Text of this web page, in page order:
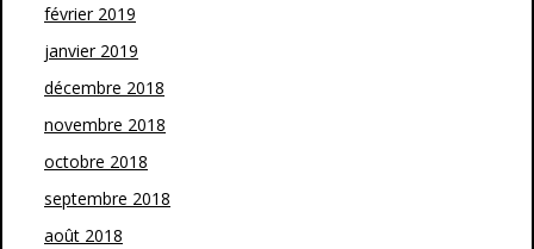
février 2019
janvier 2019
décembre 2018
novembre 2018
octobre 2018
septembre 2018
août 2018